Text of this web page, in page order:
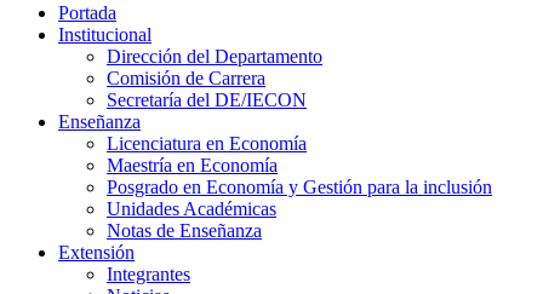
Portada
Institucional
Dirección del Departamento
Comisión de Carrera
Secretaría del DE/IECON
Enseñanza
Licenciatura en Economía
Maestría en Economía
Posgrado en Economía y Gestión para la inclusión
Unidades Académicas
Notas de Enseñanza
Extensión
Integrantes